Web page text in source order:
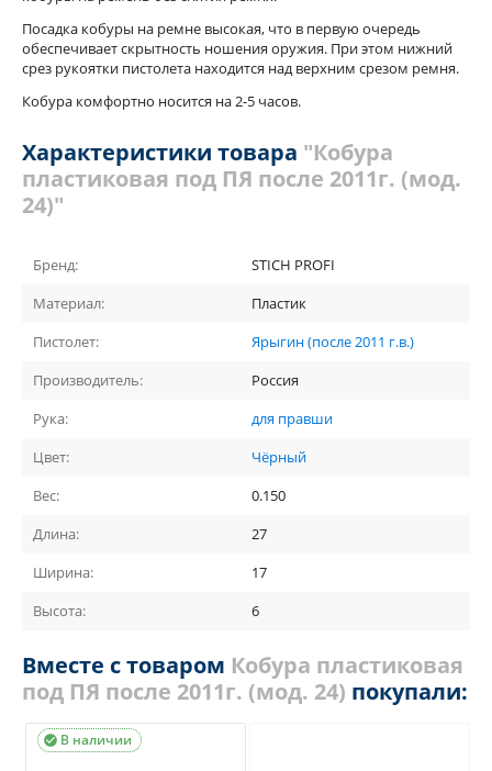
Посадка кобуры на ремне высокая, что в первую очередь
обеспечивает скрытность ношения оружия. При этом нижний
срез рукоятки пистолета находится над верхним срезом ремня.
Кобура комфортно носится на 2-5 часов.
Характеристики товара "Кобура
пластиковая под ПЯ после 2011г. (мод.
24)"
Бренд:
STICH PROFI
Материал:
Пластик
Пистолет:
Ярыгин (после 2011 г.в.)
Производитель:
Россия
Рука:
для правши
Цвет:
Чёрный
Вес:
0.150
Длина:
27
Ширина:
17
Высота:
6
Вместе с товаром Кобура пластиковая
под ПЯ после 2011г. (мод. 24) покупали:
В наличии
